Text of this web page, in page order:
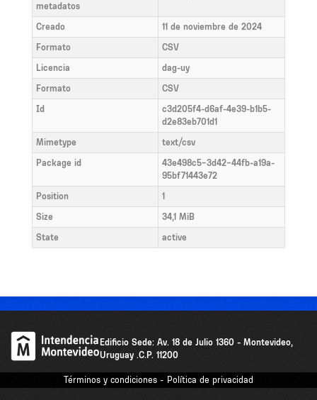
metadatos
Creado
11 de noviembre de 2024
Formato
CSV
Licencia
dag-uy
Formato
CSV
Id
c3d205f4-d6af-4e39-b1b5-
d2e83eb701d1
Mimetype
text/csv
Package id
43e498c5-3d42-44fb-a19a-
95bf71443e72
Position
1
Size
34,1 MiB
State
active
Edificio Sede: Av. 18 de Julio 1360 - Montevideo,
Uruguay .C.P. 11200
Términos y condiciones - Política de privacidad